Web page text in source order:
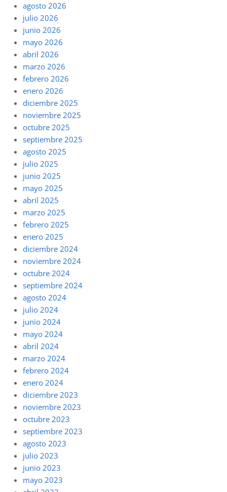
agosto 2026
julio 2026
junio 2026
mayo 2026
abril 2026
marzo 2026
febrero 2026
enero 2026
diciembre 2025
noviembre 2025
octubre 2025
septiembre 2025
agosto 2025
julio 2025
junio 2025
mayo 2025
abril 2025
marzo 2025
febrero 2025
enero 2025
diciembre 2024
noviembre 2024
octubre 2024
septiembre 2024
agosto 2024
julio 2024
junio 2024
mayo 2024
abril 2024
marzo 2024
febrero 2024
enero 2024
diciembre 2023
noviembre 2023
octubre 2023
septiembre 2023
agosto 2023
julio 2023
junio 2023
mayo 2023